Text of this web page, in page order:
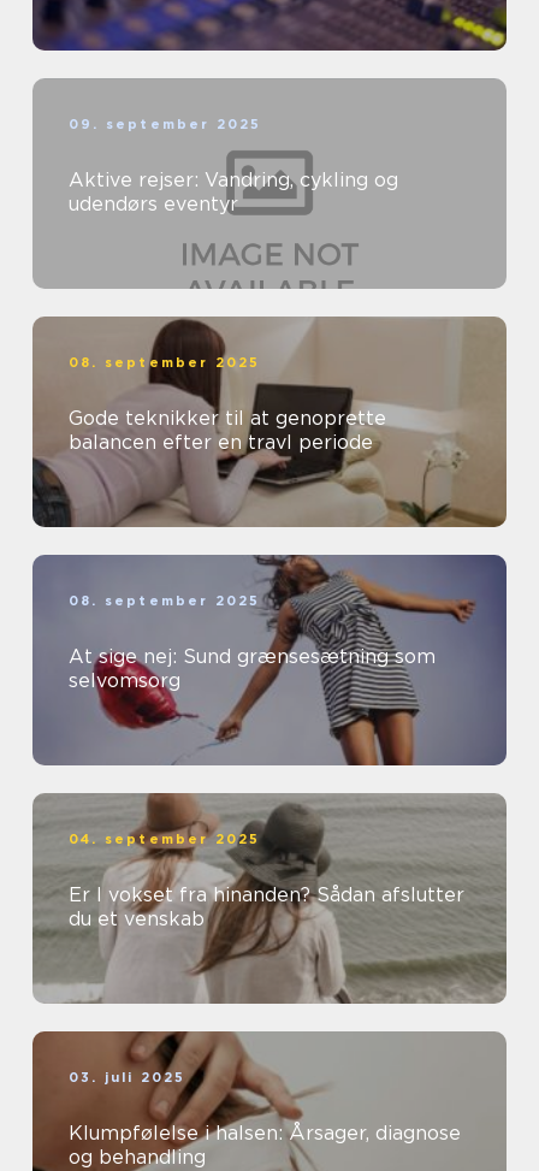
09. september 2025
Aktive rejser: Vandring, cykling og
udendørs eventyr
08. september 2025
Gode teknikker til at genoprette
balancen efter en travl periode
08. september 2025
At sige nej: Sund grænsesætning som
selvomsorg
04. september 2025
Er I vokset fra hinanden? Sådan afslutter
du et venskab
03. juli 2025
Klumpfølelse i halsen: Årsager, diagnose
og behandling